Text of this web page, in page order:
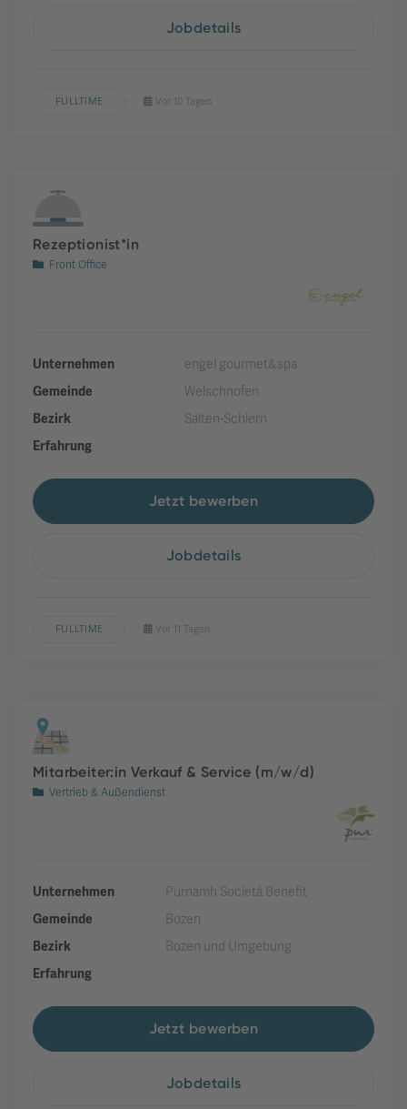
Jobdetails
FULLTIME Vor 10 Tagen
Rezeptionist*in
Front Office
Unternehmen
engel gourmet&spa
Gemeinde
Welschnofen
Bezirk
Salten-Schlern
Erfahrung
Jetzt bewerben
Jobdetails
FULLTIME Vor 11 Tagen
Mitarbeiter:in Verkauf & Service (m/w/d)
Vertrieb & Außendienst
Unternehmen
Purnamh Società Benefit
Gemeinde
Bozen
Bezirk
Bozen und Umgebung
Erfahrung
Jetzt bewerben
Jobdetails